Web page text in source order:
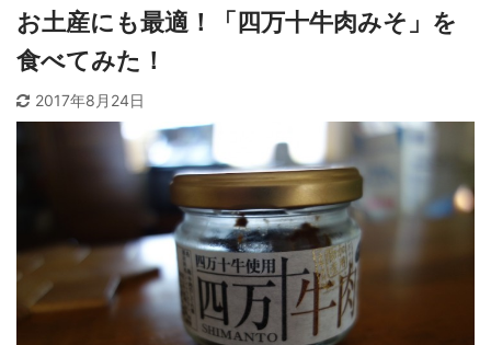
お土産にも最適！「四万十牛肉みそ」を
食べてみた！
2017年8月24日